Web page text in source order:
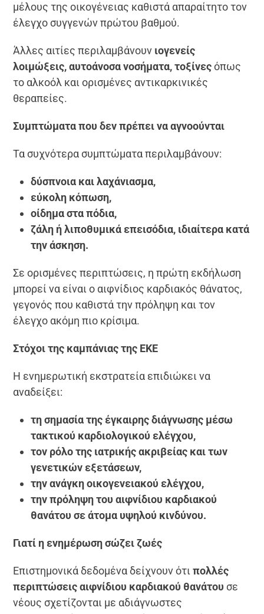
μέλους της οικογένειας καθιστά απαραίτητο τον
έλεγχο συγγενών πρώτου βαθμού.
Άλλες αιτίες περιλαμβάνουν ιογενείς
λοιμώξεις, αυτοάνοσα νοσήματα, τοξίνεςόπως
το αλκοόλ και ορισμένες αντικαρκινικές
θεραπείες.
Συμπτώματα που δεν πρέπει να αγνοούνται
Τα συχνότερα συμπτώματα περιλαμβάνουν:
δύσπνοια και λαχάνιασμα,
εύκολη κόπωση,
οίδημα στα πόδια,
ζάλη ή λιποθυμικά επεισόδια, ιδιαίτερα κατά
την άσκηση.
Σε ορισμένες περιπτώσεις, η πρώτη εκδήλωση
μπορεί να είναι ο αιφνίδιος καρδιακός θάνατος,
γεγονός που καθιστά την πρόληψη και τον
έλεγχο ακόμη πιο κρίσιμα.
Στόχοι της καμπάνιας της ΕΚΕ
Η ενημερωτική εκστρατεία επιδιώκει να
αναδείξει:
τη σημασία της έγκαιρης διάγνωσης μέσω
τακτικού καρδιολογικού ελέγχου,
τον ρόλο της ιατρικής ακριβείας και των
γενετικών εξετάσεων,
την ανάγκη οικογενειακού ελέγχου,
την πρόληψη του αιφνίδιου καρδιακού
θανάτου σε άτομα υψηλού κινδύνου.
Γιατί η ενημέρωση σώζει ζωές
Επιστημονικά δεδομένα δείχνουν ότιπολλές
περιπτώσεις αιφνίδιου καρδιακού θανάτου σε
νέους σχετίζονται με αδιάγνωστες